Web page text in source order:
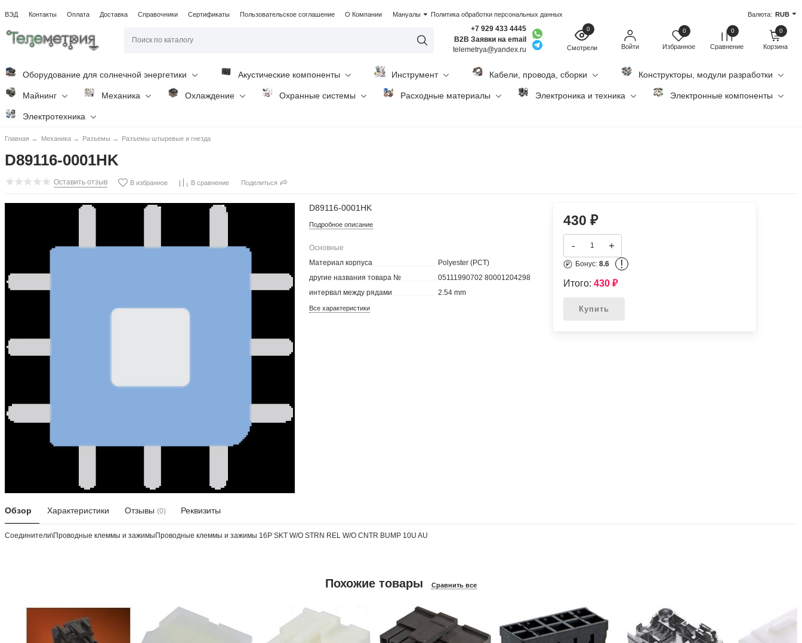
ВЭД Контакты Оплата Доставка Справочники Сертификаты Пользовательское соглашение О Компании Мануалы Политика обработки персональных данных Валюта: RUB
+7 929 433 4445
B2B Заявки на email
telemetrya@yandex.ru
0
Смотрели Войти
0
Избранное
0
Сравнение
0
Корзина
Оборудование для солнечной энергетики Акустические компоненты Инструмент Кабели, провода, сборки Конструкторы, модули разработки
Майнинг Механика Охлаждение Охранные системы Расходные материалы Электроника и техника Электронные компоненты
Электротехника
Главная → Механика → Разъемы → Разъемы штыревые и гнезда
D89116-0001HK
Оставить отзыв В избранное В сравнение Поделиться
D89116-0001HK
Подробное описание
Основные
Материал корпуса
Polyester (PCT)
другие названия товара №
05111990702 80001204298
интервал между рядами
2.54 mm
Все характеристики
430 ₽
- +
Бонус: 8.6 !
Итого: 430 ₽
Купить
Обзор Характеристики Отзывы (0) Реквизиты
Соединители\Проводные клеммы и зажимыПроводные клеммы и зажимы 16P SKT W/O STRN REL W/O CNTR BUMP 10U AU
Похожие товары Сравнить все